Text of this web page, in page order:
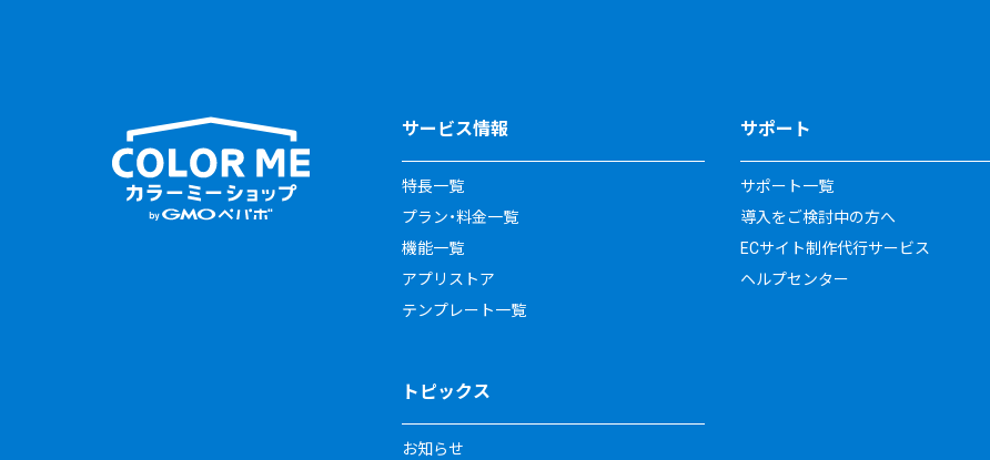
サービス情報
特長一覧
プラン・料金一覧
機能一覧
アプリストア
テンプレート一覧
サポート
サポート一覧
導入をご検討中の方へ
ECサイト制作代行サービス
ヘルプセンター
トピックス
お知らせ